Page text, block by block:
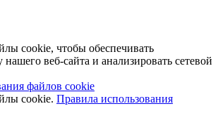
cookie, чтобы обеспечивать
веб-сайта и анализировать сетевой
файлов cookie
cookie. Правила использования